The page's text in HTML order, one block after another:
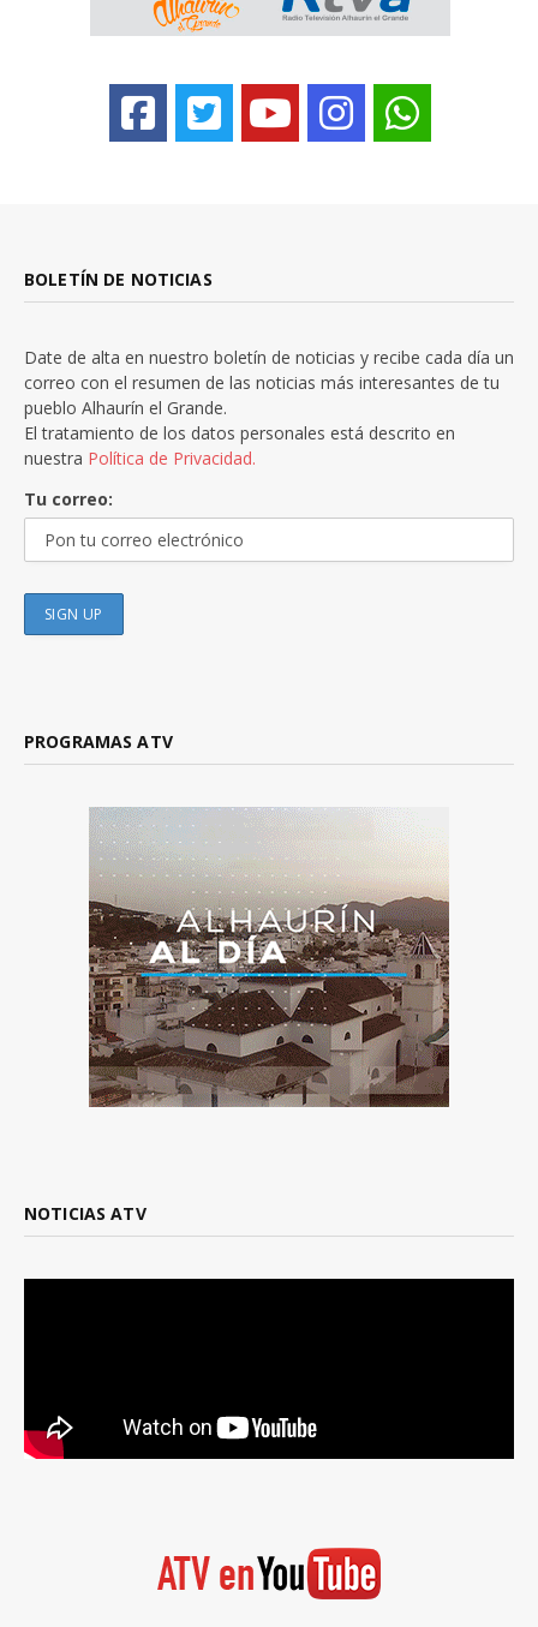
BOLETÍN DE NOTICIAS
Date de alta en nuestro boletín de noticias y recibe cada día un
correo con el resumen de las noticias más interesantes de tu
pueblo Alhaurín el Grande.
El tratamiento de los datos personales está descrito en
nuestra Política de Privacidad.
Tu correo:
PROGRAMAS ATV
NOTICIAS ATV